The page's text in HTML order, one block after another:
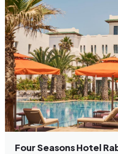
Four Seasons Hotel